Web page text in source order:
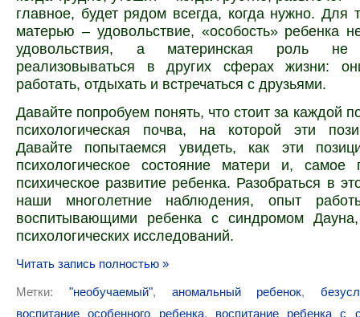
главное, будет рядом всегда, когда нужно. Для
матерью – удовольствие, «особость» ребенка
удовольствия, а материнская роль
реализовываться в других сферах жизни:
работать, отдыхать и встречаться с друзьями.
Давайте попробуем понять, что стоит за каждой
психологическая почва, на которой эти
Давайте попытаемся увидеть, как эти
психологическое состояние матери и,
психическое развитие ребенка. Разобраться в
наши многолетние наблюдения, опыт
воспитывающими ребенка с синдромом
психологических исследований.
Читать запись полностью »
Метки: "необучаемый", аномальный ребенок,
воспитание особенного ребенка, воспитание ребенка с